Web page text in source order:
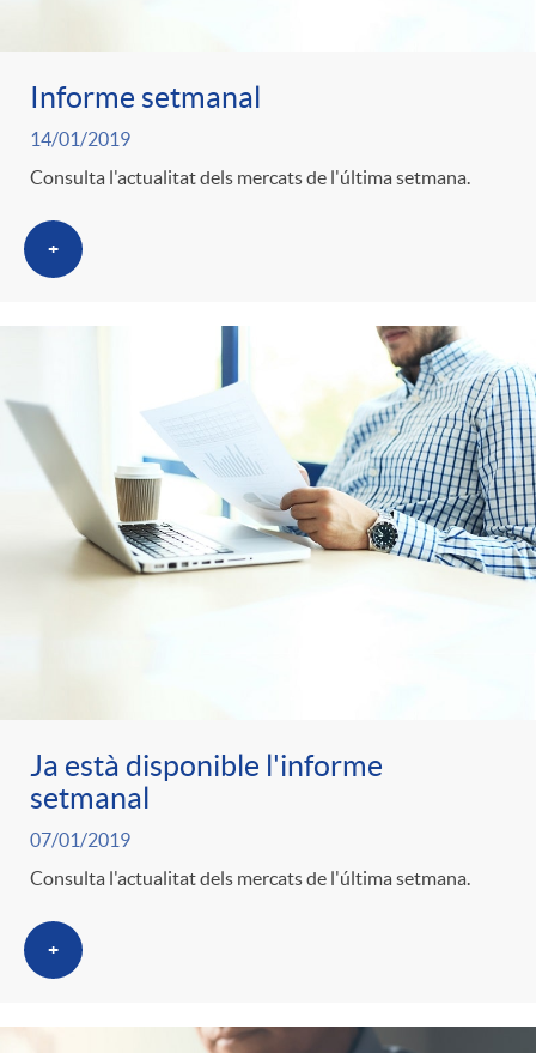
Informe setmanal
14/01/2019
Consulta l'actualitat dels mercats de l'última setmana.
+
Ja està disponible l'informe
setmanal
07/01/2019
Consulta l'actualitat dels mercats de l'última setmana.
+